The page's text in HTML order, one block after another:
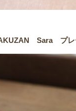
SAKUZAN Sara